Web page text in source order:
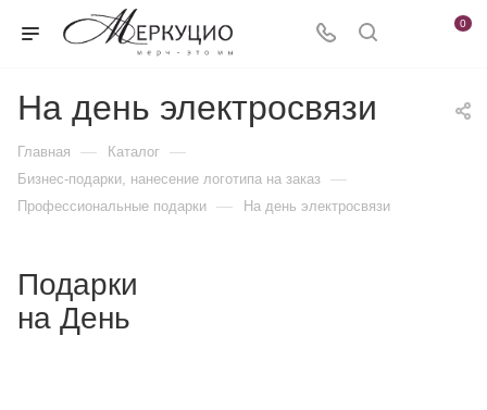
0
На день электросвязи
Главная — Каталог —
Бизнес-подарки, нанесение логотипа на заказ —
Профессиональные подарки — На день электросвязи
Подарки
на День